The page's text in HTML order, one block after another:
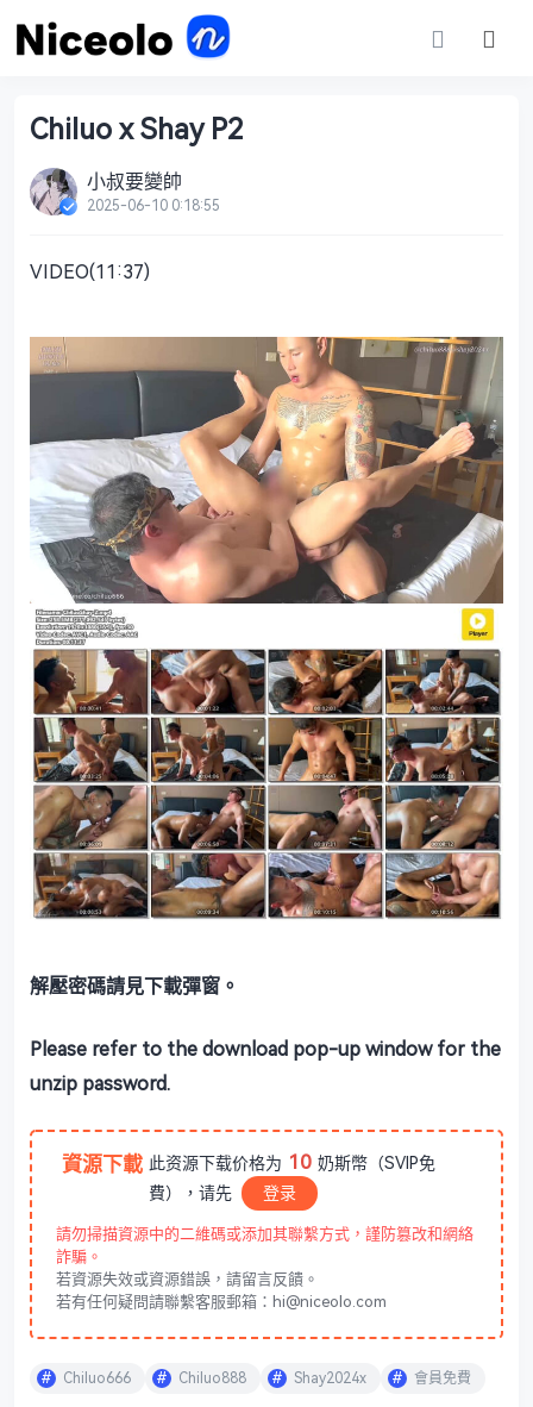
Chiluo x Shay P2
小叔要變帥
2025-06-10 0:18:55
VIDEO(11:37)
解壓密碼請見下載彈窗。
Please refer to the download pop-up window for the
unzip password.
資源下載 此资源下载价格为 10 奶斯幣（SVIP免
費），请先
登录
請勿掃描資源中的二維碼或添加其聯繫方式，謹防篡改和網絡
詐騙。
若資源失效或資源錯誤，請留言反饋。
若有任何疑問請聯繫客服郵箱：hi@niceolo.com
Chiluo666 Chiluo888 Shay2024x 會員免費